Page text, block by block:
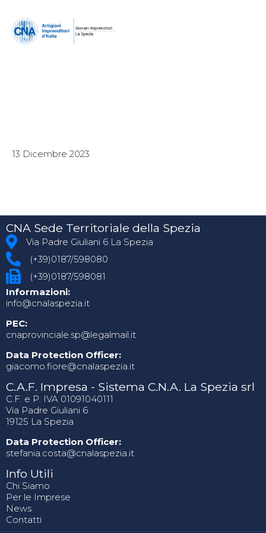
13 Dicembre 2023
CNA Sede Territoriale della Spezia
Via Padre Giuliani 6 La Spezia
(+39)0187/598080
(+39)0187/598081
Informazioni:
info@cnalaspezia.it
PEC:
cnaprovinciale.sp@legalmail.it
Data Protection Officer:
giacomo.fiore@cnalaspezia.it
C.A.F. Impresa - Sistema C.N.A. La Spezia srl
C.F. e P. IVA 01091040111
Via Padre Giuliani 6
19125 La Spezia
Data Protection Officer:
stefania.costa@cnalaspezia.it
Info Utili
Chi Siamo
Per le Imprese
News
Contatti